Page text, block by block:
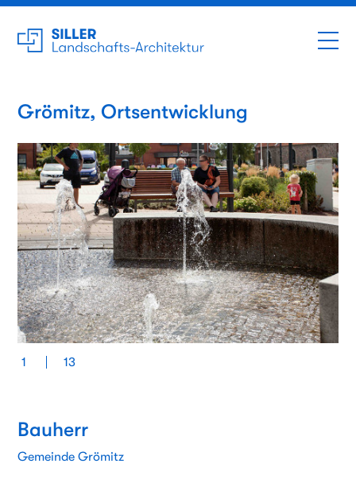
Grömitz, Ortsentwicklung
1 13
Bauherr
Gemeinde Grömitz